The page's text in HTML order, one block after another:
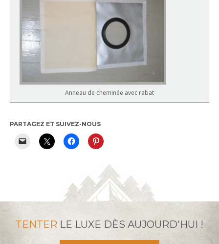
Anneau de cheminée avec rabat
PARTAGEZ ET SUIVEZ-NOUS
TENTER LE LUXE DÈS AUJOURD'HUI !